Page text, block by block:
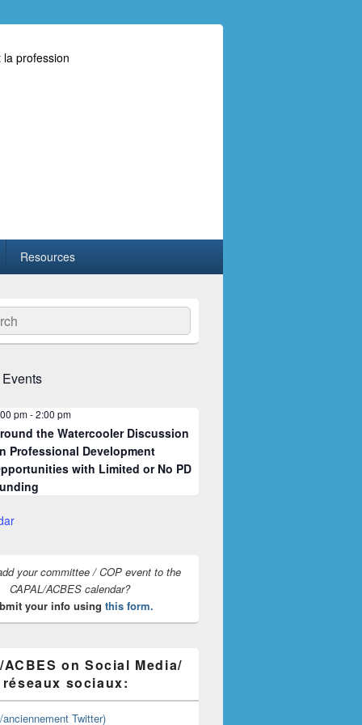
profession
Resources
pm-2:00 pm
the Watercooler Discussion
Professional Development
with Limited or No PD
your committee / COP event to the
CAPAL/ACBES calendar?
your info using this form.
ACBES on Social Media/
sociaux:
Twitter)